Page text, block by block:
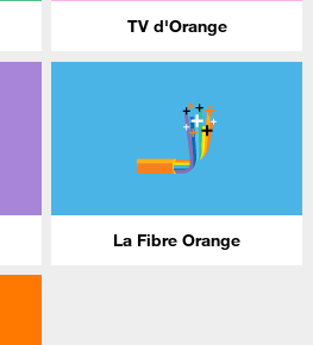
TV d'Orange
La Fibre Orange